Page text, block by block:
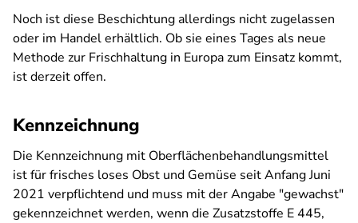
Noch ist diese Beschichtung allerdings nicht zugelassen
oder im Handel erhältlich. Ob sie eines Tages als neue
Methode zur Frischhaltung in Europa zum Einsatz kommt,
ist derzeit offen.
Kennzeichnung
Die Kennzeichnung mit Oberflächenbehandlungsmittel
ist für frisches loses Obst und Gemüse seit Anfang Juni
2021 verpflichtend und muss mit der Angabe "gewachst"
gekennzeichnet werden, wenn die Zusatzstoffe E 445,